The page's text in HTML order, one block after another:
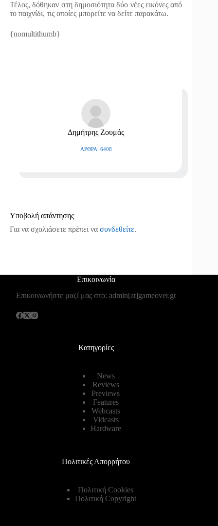
Τέλος, δόθηκαν στη δημοσιότητα δύο νέες εικόνες από
το παιχνίδι, τις οποίες μπορείτε να δείτε παρακάτω.
{nomultithumb}
Δημήτρης Ζουμάς
ΆΡΘΡΑ: 6408
Υποβολή απάντησης
Για να σχολιάσετε πρέπει να συνδεθείτε.
Επικοινωνία
Επικοινωνήστε μαζί μας στο: admin[at]gameover.gr
Κατηγορίες
News
Reviews
Previews
Features
Webcasts
Vidcasts
Hardware
Πολιτικές Απορρήτου
Πολιτική Cookies
Πολιτική Copyright